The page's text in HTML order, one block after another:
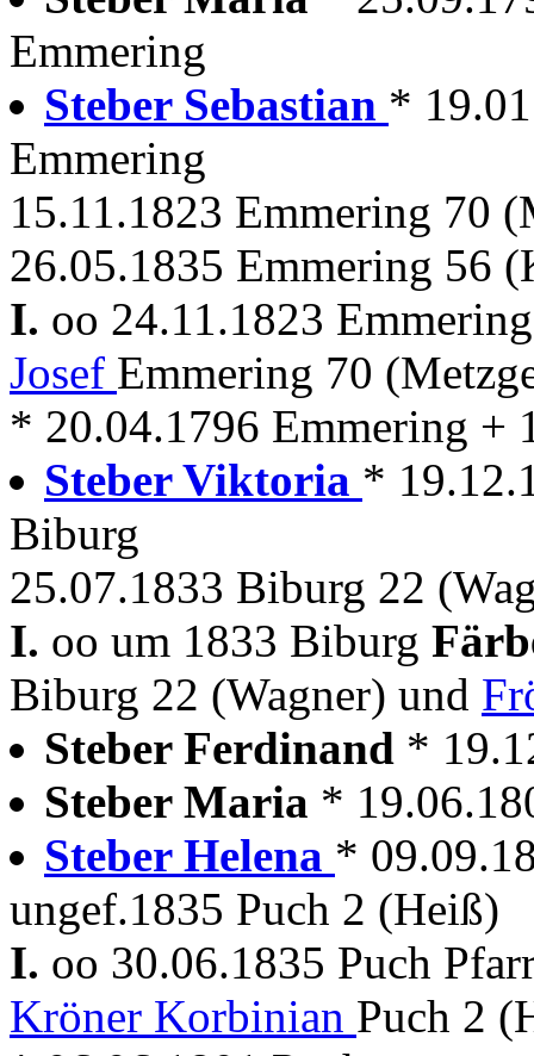
Emmering
Steber Sebastian *
Emmering
15.11.1823 Emmering 70
26.05.1835 Emmering 56
I. oo 24.11.1823
Josef Emmering 70
* 20.04.1796 Emmering +
Steber Viktoria *
Biburg
25.07.1833 Biburg 22
I. oo um 1833 Biburg
Biburg 22 (Wagner) und
Steber Ferdinand *
Steber Maria *
Steber Helena *
ungef.1835 Puch 2 (Heiß)
I. oo 30.06.1835 Puch
Kröner Korbinian Puch 2